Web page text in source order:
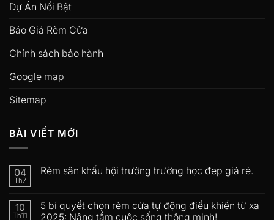
Dự Án Nổi Bật
Báo Giá Rèm Cửa
Chính sách bảo hành
Google map
Sitemap
BÀI VIẾT MỚI
04
Th7
Rèm sân khấu hội trường trường học đep giá rẻ.
10
Th11
5 bí quyết chọn rèm cửa tự động điều khiển từ xa
2025: Nâng tầm cuộc sống thông minh!